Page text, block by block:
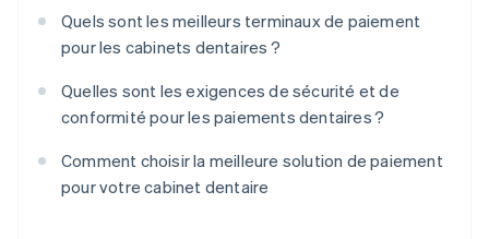
Quels sont les meilleurs terminaux de paiement
pour les cabinets dentaires ?
Quelles sont les exigences de sécurité et de
conformité pour les paiements dentaires ?
Comment choisir la meilleure solution de paiement
pour votre cabinet dentaire